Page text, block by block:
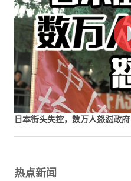
日本街头失控，数万人怒怼政府
热点新闻